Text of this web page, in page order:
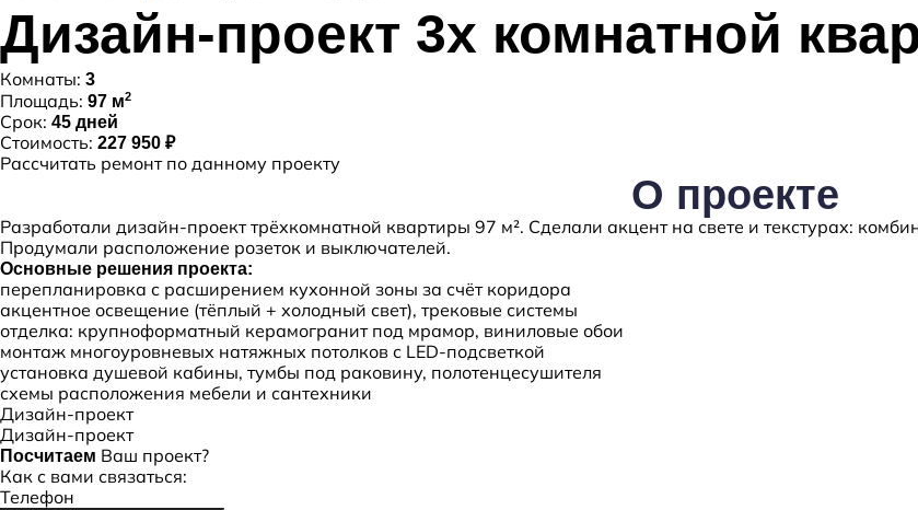
Дизайн-проект 3х комнатной
Комнаты: 3
Площадь: 97 м2
Срок: 45 дней
Стоимость: 227 950 ₽
Рассчитать ремонт по данному проекту
О проекте
Разработали дизайн-проект трёхкомнатной квартиры 97 м². Сделали акцент на свете и текстурах:
Продумали расположение розеток и выключателей.
Основные решения проекта:
перепланировка с расширением кухонной зоны за счёт коридора
акцентное освещение (тёплый + холодный свет), трековые системы
отделка: крупноформатный керамогранит под мрамор, виниловые обои
монтаж многоуровневых натяжных потолков с LED-подсветкой
установка душевой кабины, тумбы под раковину, полотенцесушителя
схемы расположения мебели и сантехники
Дизайн-проект
Дизайн-проект
Посчитаем Ваш проект?
Как с вами связаться:
Телефон